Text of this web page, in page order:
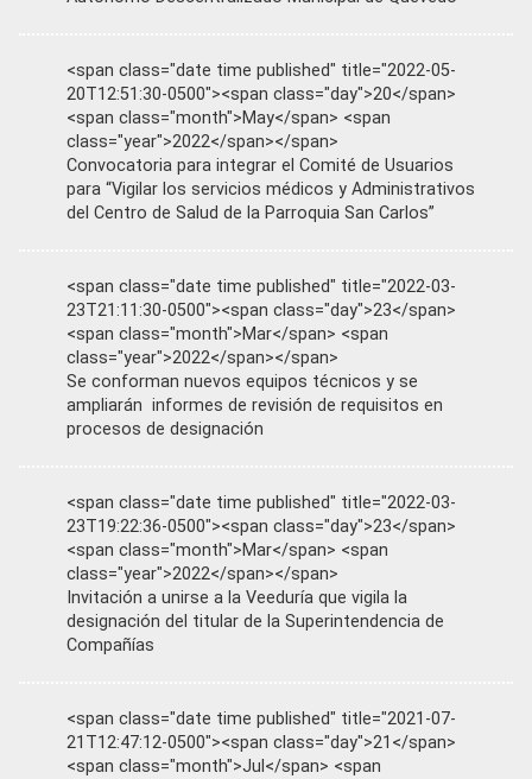
<span class="date time published" title="2022-05-
20T12:51:30-0500"><span class="day">20</span>
<span class="month">May</span> <span
class="year">2022</span></span>
Convocatoria para integrar el Comité de Usuarios
para “Vigilar los servicios médicos y Administrativos
del Centro de Salud de la Parroquia San Carlos”
<span class="date time published" title="2022-03-
23T21:11:30-0500"><span class="day">23</span>
<span class="month">Mar</span> <span
class="year">2022</span></span>
Se conforman nuevos equipos técnicos y se
ampliarán informes de revisión de requisitos en
procesos de designación
<span class="date time published" title="2022-03-
23T19:22:36-0500"><span class="day">23</span>
<span class="month">Mar</span> <span
class="year">2022</span></span>
Invitación a unirse a la Veeduría que vigila la
designación del titular de la Superintendencia de
Compañías
<span class="date time published" title="2021-07-
21T12:47:12-0500"><span class="day">21</span>
<span class="month">Jul</span> <span